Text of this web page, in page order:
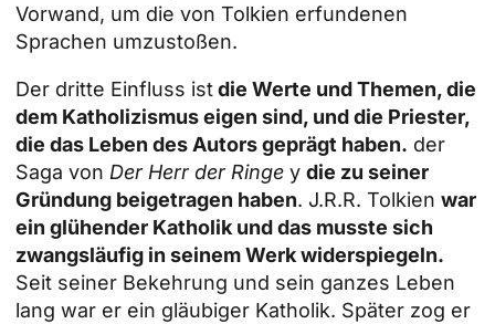
Vorwand, um die von Tolkien erfundenen
Sprachen umzustoßen.
Der dritte Einfluss istdie Werte und Themen, die
dem Katholizismus eigen sind, und die Priester,
die das Leben des Autors geprägt haben. der
Saga von Der Herr der Ringe y die zu seiner
Gründung beigetragen haben. J.R.R. Tolkien war
ein glühender Katholik und das musste sich
zwangsläufig in seinem Werk widerspiegeln.
Seit seiner Bekehrung und sein ganzes Leben
lang war er ein gläubiger Katholik. Später zog er